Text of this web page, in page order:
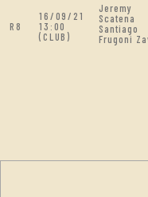
R8
16/09/21
13:00
(CLUB)
Jeremy
Scatena
Santiago
Frugoni